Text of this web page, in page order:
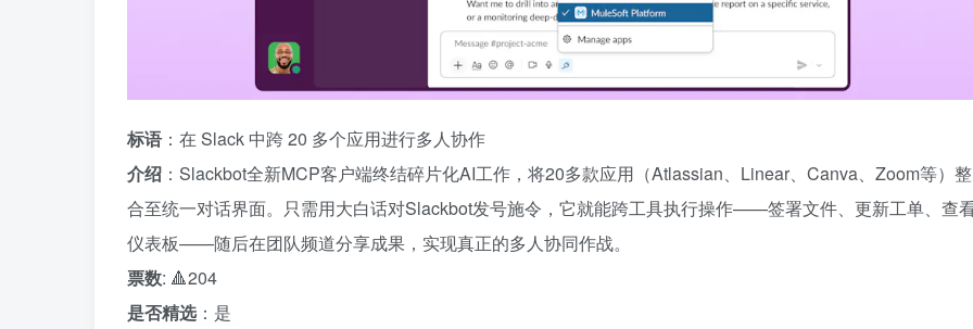
标语 ：在 Slack 中跨 20 多个应用进行多人协作
介绍 ：Slackbot全新MCP客户端终结碎片化AI工作，将20多款应用（Atlassian、Linear、Canva、Zoom等）整
合至统一对话界面。只需用大白话对Slackbot发号施令，它就能跨工具执行操作——签署文件、更新工单、查
仪表板——随后在团队频道分享成果，实现真正的多人协同作战。
票数: 🔺204
是否精选：是